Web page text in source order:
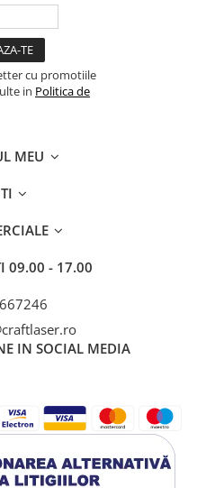
cu promotiile
in Politica de
MEU
09.00 - 17.00
IN SOCIAL MEDIA